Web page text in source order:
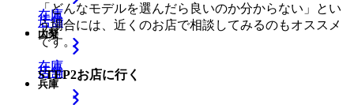
店舗
在庫
店舗
山梨
在庫
店舗
兵庫
在庫
店舗
大分
在庫
「どんなモデルを選んだら良いのか分からない」とい
う場合には、近くのお店で相談してみるのもオススメ
です。
STEP2お店に行く